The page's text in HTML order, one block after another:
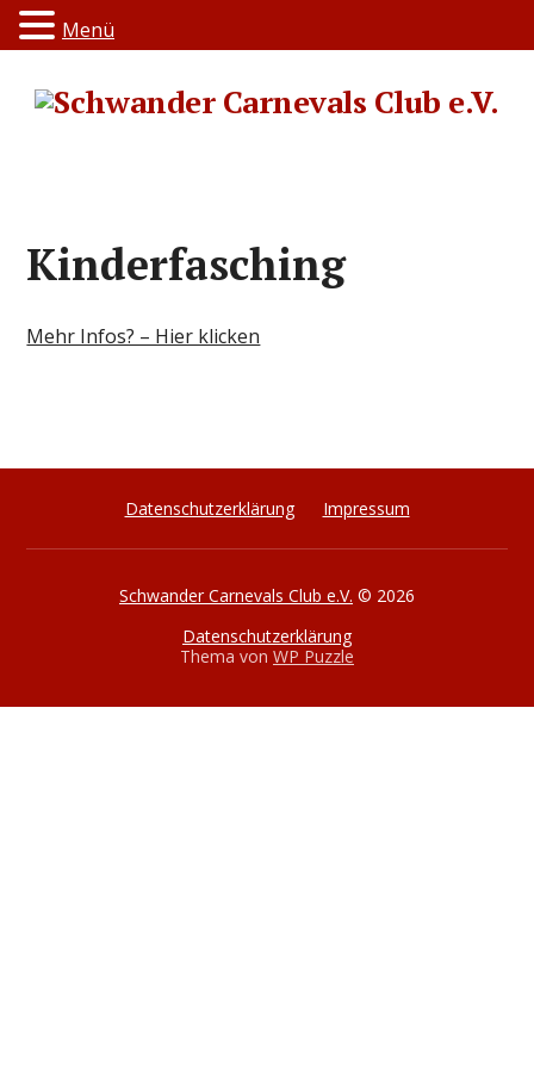
Kinderfasching
Mehr Infos? – Hier klicken
Datenschutzerklärung Impressum
Schwander Carnevals Club e.V. © 2026
Datenschutzerklärung
Thema von WP Puzzle
Menü